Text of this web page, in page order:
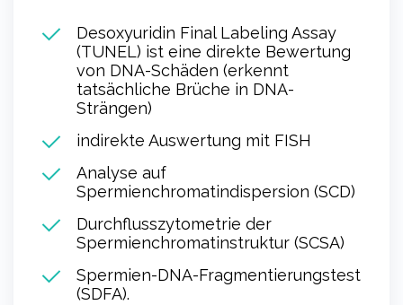
Desoxyuridin Final Labeling Assay
(TUNEL) ist eine direkte Bewertung
von DNA-Schäden (erkennt
tatsächliche Brüche in DNA-
Strängen)
indirekte Auswertung mit FISH
Analyse auf
Spermienchromatindispersion (SCD)
Durchflusszytometrie der
Spermienchromatinstruktur (SCSA)
Spermien-DNA-Fragmentierungstest
(SDFA).